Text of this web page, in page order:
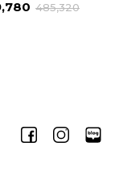
485,320